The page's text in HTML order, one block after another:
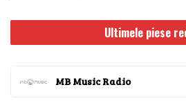
Ultimele piese
MB Music Radio